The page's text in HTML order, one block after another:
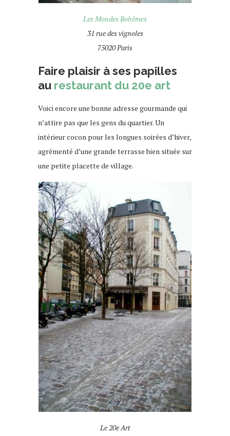
Les Mondes Bohèmes
31 rue des vignoles
75020 Paris
Faire plaisir à ses papilles
au restaurant du 20e art
Voici encore une bonne adresse gourmande qui
n’attire pas que les gens du quartier. Un
intérieur cocon pour les longues soirées d’hiver,
agrémenté d’une grande terrasse bien située sur
une petite placette de village.
Le 20e Art